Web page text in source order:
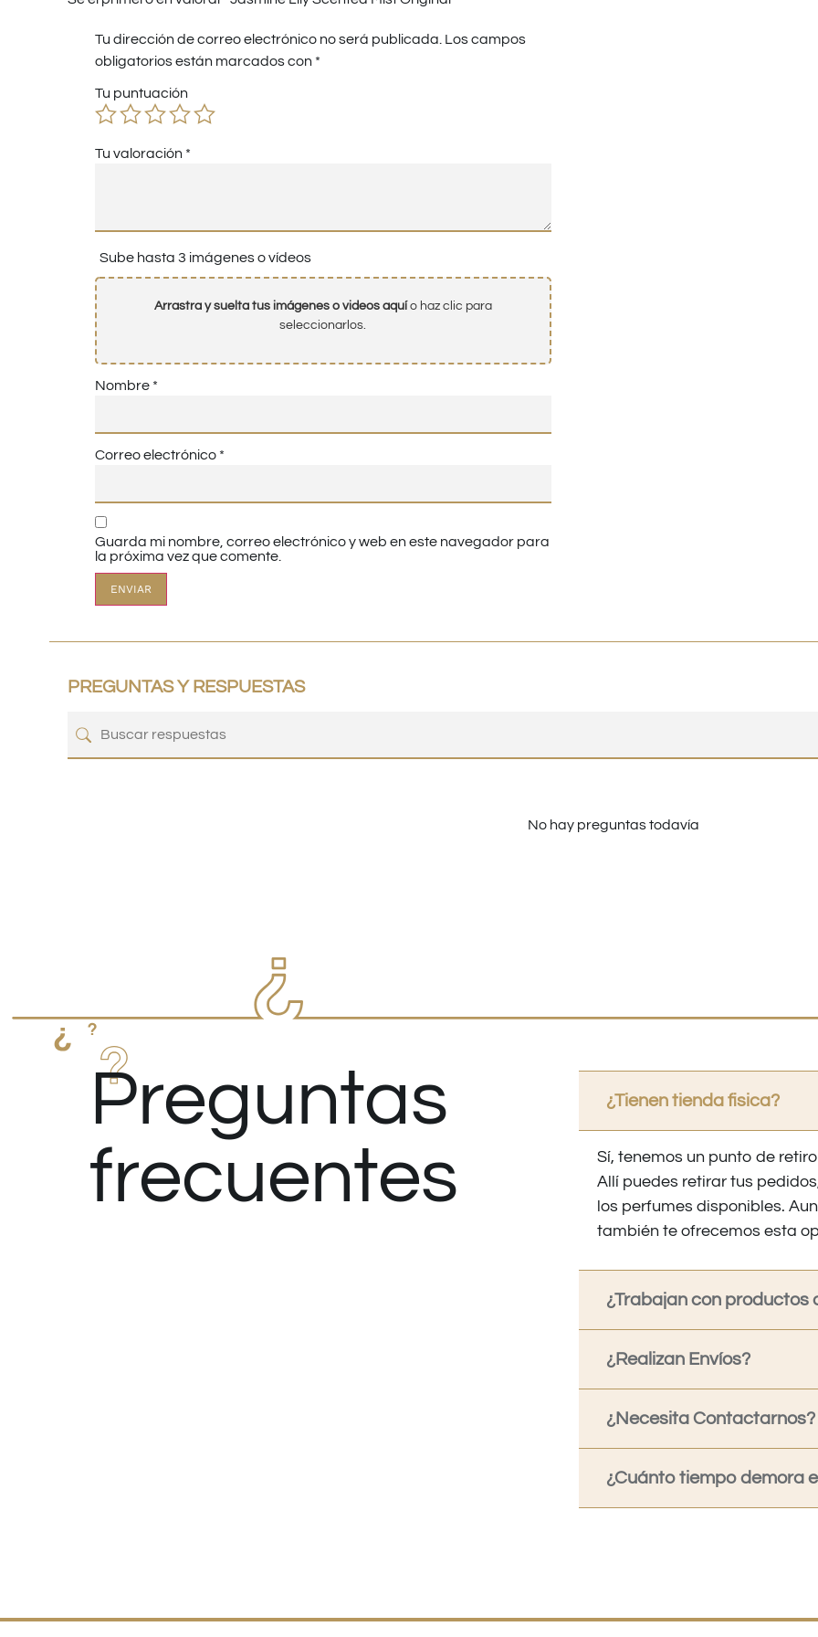
Tu dirección de correo electrónico no será publicada. Los campos
obligatorios están marcados con *
Tu puntuación
Tu valoración *
Sube hasta 3 imágenes o vídeos
Arrastra y suelta tus imágenes o videos aquío haz clic para
seleccionarlos.
Nombre *
Correo electrónico *
Guarda mi nombre, correo electrónico y web en este navegador para
la próxima vez que comente.
PREGUNTAS Y RESPUESTAS
No hay preguntas todavía
Preguntas
frecuentes
¿Tienen tienda fisica?
Sí, tenemos un punto de
Allí puedes retirar tus
los perfumes disponibles.
también te ofrecemos esta
¿Trabajan con productos
¿Realizan Envíos?
¿Necesita Contactarnos?
¿Cuánto tiempo demora